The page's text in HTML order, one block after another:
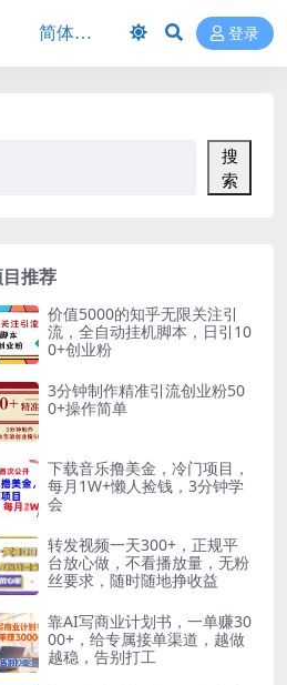
登录
搜
索
推荐
价值5000的知乎无限关注引
流，全自动挂机脚本，日引10
0+创业粉
3分钟制作精准引流创业粉50
0+操作简单
下载音乐撸美金，冷门项目，
每月1W+懒人捡钱，3分钟学
会
转发视频一天300+，正规平
台放心做，不看播放量，无粉
丝要求，随时随地挣收益
靠AI写商业计划书，一单赚30
00+，给专属接单渠道，越做
越稳，告别打工